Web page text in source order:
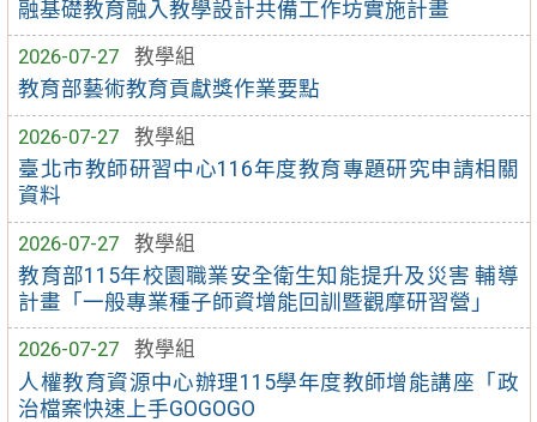
融基礎教育融入教學設計共備工作坊實施計畫
2026-07-27
教學組
教育部藝術教育貢獻獎作業要點
2026-07-27
教學組
臺北市教師研習中心116年度教育專題研究申請相關
資料
2026-07-27
教學組
教育部115年校園職業安全衛生知能提升及災害 輔導
計畫「一般專業種子師資增能回訓暨觀摩研習營」
2026-07-27
教學組
人權教育資源中心辦理115學年度教師增能講座「政
治檔案快速上手GOGOGO